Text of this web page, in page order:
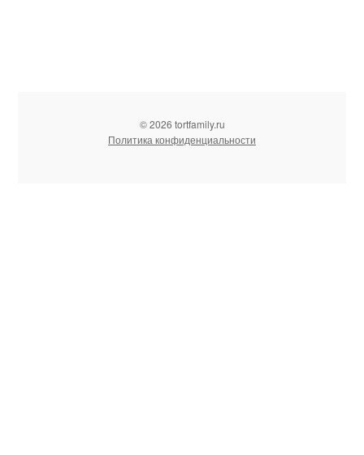
© 2026 tortfamily.ru
Политика конфиденциальности